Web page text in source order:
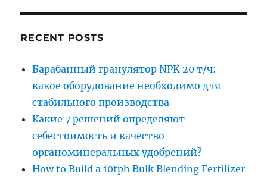
RECENT POSTS
Барабанный гранулятор NPK 20 т/ч:
какое оборудование необходимо для
стабильного производства
Какие 7 решений определяют
себестоимость и качество
органоминеральных удобрений?
How to Build a 10tph Bulk Blending Fertilizer